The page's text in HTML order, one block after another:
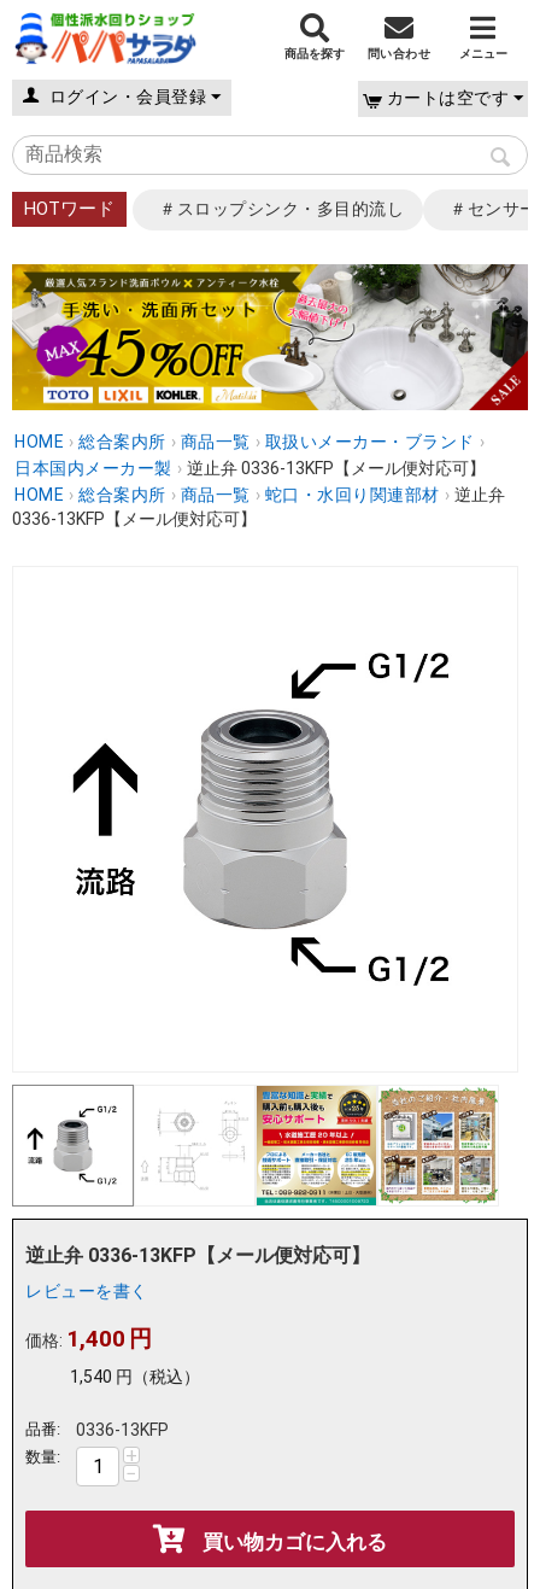
商品を探す 問い合わせ メニュー
ログイン・会員登録 カートは空です
HOTワード ＃スロップシンク・多目的流し ＃センサ
HOME › 総合案内所 › 商品一覧 › 取扱いメーカー・ブランド ›
日本国内メーカー製 › 逆止弁 0336-13KFP【メール便対応可】
HOME › 総合案内所 › 商品一覧 › 蛇口・水回り関連部材 › 逆止弁
0336-13KFP【メール便対応可】
逆止弁 0336-13KFP【メール便対応可】
レビューを書く
価格: 1,400 円
1,540 円 （税込）
品番: 0336-13KFP
数量: +
−
買い物カゴに入れる